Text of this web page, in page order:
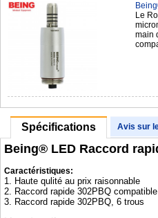
Le
main
Spécifications Avis sur
Being® LED Raccord
Caractéristiques:
1. Haute qulité au prix raisonnable
2. Raccord rapide 302PBQ
3. Raccord rapide 302PBQ, 6 trous